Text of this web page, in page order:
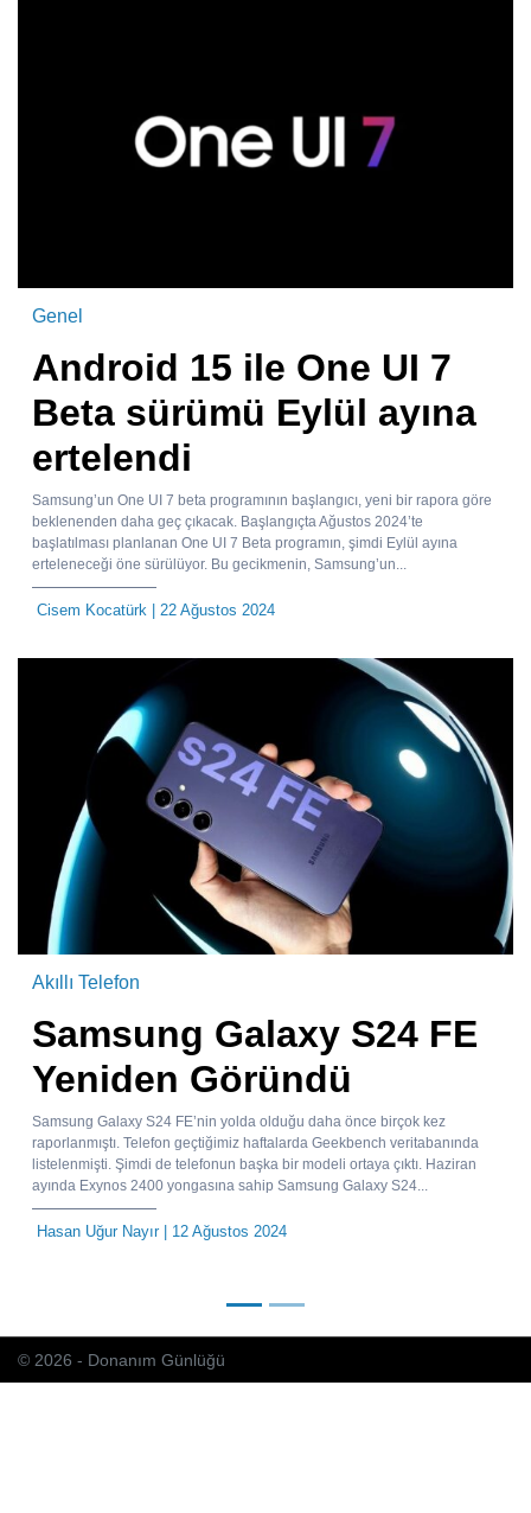
Genel
Android 15 ile One UI 7
Beta sürümü Eylül ayına
ertelendi
Samsung’un One UI 7 beta programının başlangıcı, yeni bir rapora göre
beklenenden daha geç çıkacak. Başlangıçta Ağustos 2024’te
başlatılması planlanan One UI 7 Beta programın, şimdi Eylül ayına
erteleneceği öne sürülüyor. Bu gecikmenin, Samsung’un...
Cisem Kocatürk | 22 Ağustos 2024
Akıllı Telefon
Samsung Galaxy S24 FE
Yeniden Göründü
Samsung Galaxy S24 FE’nin yolda olduğu daha önce birçok kez
raporlanmıştı. Telefon geçtiğimiz haftalarda Geekbench veritabanında
listelenmişti. Şimdi de telefonun başka bir modeli ortaya çıktı. Haziran
ayında Exynos 2400 yongasına sahip Samsung Galaxy S24...
Hasan Uğur Nayır| 12 Ağustos 2024
© 2026 - Donanım Günlüğü